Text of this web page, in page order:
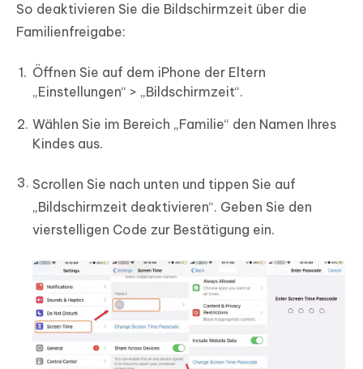
So deaktivieren Sie die Bildschirmzeit über die
Familienfreigabe:
Öffnen Sie auf dem iPhone der Eltern
„Einstellungen“ > „Bildschirmzeit“.
Wählen Sie im Bereich „Familie“ den Namen Ihres
Kindes aus.
Scrollen Sie nach unten und tippen Sie auf
„Bildschirmzeit deaktivieren“. Geben Sie den
vierstelligen Code zur Bestätigung ein.